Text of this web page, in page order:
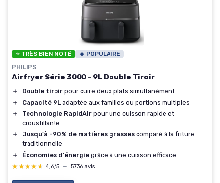
⭐ TRÈS BIEN NOTÉ 🔥 POPULAIRE
PHILIPS
Airfryer Série 3000 - 9L Double Tiroir
＋ Double tiroir pour cuire deux plats simultanément
＋
Capacité 9L adaptée aux familles ou portions multiples
＋
Technologie RapidAir pour une cuisson rapide et
croustillante
＋
Jusqu'à -90% de matières grasses comparé à la friture
traditionnelle
＋
Économies d'énergie grâce à une cuisson efficace
★★★★★
★★★★★ 4,6/5 — 5736 avis